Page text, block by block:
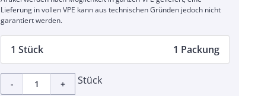
Lieferung in vollen VPE kann aus technischen Gründen jedoch nicht
garantiert werden.
1 Stück 1 Packung
- + Stück